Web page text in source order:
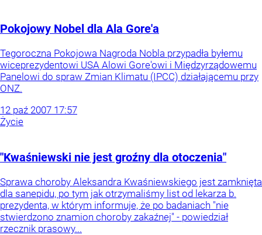
Pokojowy Nobel dla Ala Gore'a
Tegoroczna Pokojowa Nagroda Nobla przypadła byłemu
wiceprezydentowi USA Alowi Gore'owi i Międzyrządowemu
Panelowi do spraw Zmian Klimatu (IPCC) działającemu przy
ONZ.
12 paź 2007 17:57
Życie
"Kwaśniewski nie jest groźny dla otoczenia"
Sprawa choroby Aleksandra Kwaśniewskiego jest zamknięta
dla sanepidu, po tym jak otrzymaliśmy list od lekarza b.
prezydenta, w którym informuje, że po badaniach "nie
stwierdzono znamion choroby zakaźnej" - powiedział
rzecznik prasowy...